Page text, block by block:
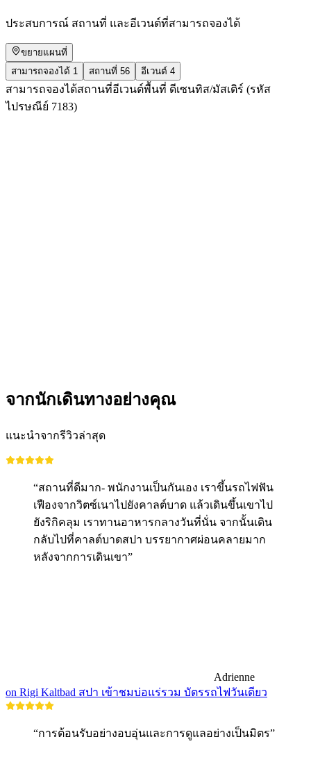
ประสบการณ์ สถานที่ และอีเวนต์ที่สามารถจองได้
ขยายแผนที่
สามารถจองได้ 1 สถานที่ 56 อีเวนต์ 4
สามารถจองได้สถานที่อีเวนต์พื้นที่ ดีเซนทิส/มัสเติร์ (รหัส
ไปรษณีย์ 7183)
จากนักเดินทางอย่างคุณ
แนะนำจากรีวิวล่าสุด
“สถานที่ดีมาก- พนักงานเป็นกันเอง เราขึ้นรถไฟฟัน
เฟืองจากวิตซ์เนาไปยังคาลต์บาด แล้วเดินขึ้นเขาไป
ยังริกิคลุม เราทานอาหารกลางวันที่นั่น จากนั้นเดิน
กลับไปที่คาลต์บาดสปา บรรยากาศผ่อนคลายมาก
หลังจากการเดินเขา”
Adrienne
on Rigi Kaltbad สปา เข้าชมบ่อแร่รวม บัตรรถไฟวันเดียว
“การต้อนรับอย่างอบอุ่นและการดูแลอย่างเป็นมิตร”